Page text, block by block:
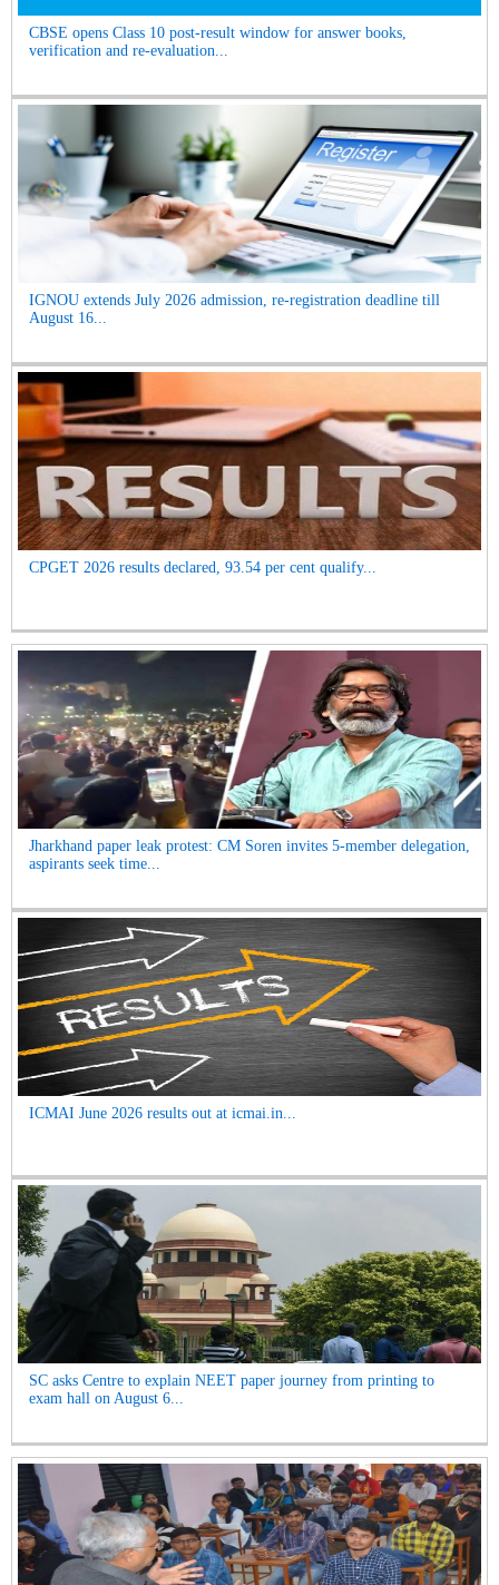
CBSE opens Class 10 post-result window for answer books,
verification and re-evaluation...
IGNOU extends July 2026 admission, re-registration deadline till
August 16...
CPGET 2026 results declared, 93.54 per cent qualify...
Jharkhand paper leak protest: CM Soren invites 5-member delegation,
aspirants seek time...
ICMAI June 2026 results out at icmai.in...
SC asks Centre to explain NEET paper journey from printing to
exam hall on August 6...